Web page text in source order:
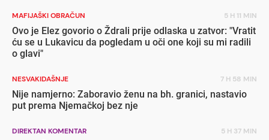
MAFIJAŠKI OBRAČUN 5 H 11 MIN
Ovo je Elez govorio o Ždrali prije odlaska u zatvor: "Vratit
ću se u Lukavicu da pogledam u oči one koji su mi radili
o glavi"
NESVAKIDAŠNJE 7 H 58 MIN
Nije namjerno: Zaboravio ženu na bh. granici, nastavio
put prema Njemačkoj bez nje
DIREKTAN KOMENTAR 5 H 37 MIN